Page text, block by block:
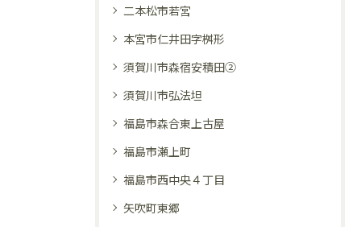
二本松市若宮
本宮市仁井田字桝形
須賀川市森宿安積田②
須賀川市弘法坦
福島市森合東上古屋
福島市瀬上町
福島市西中央４丁目
矢吹町東郷